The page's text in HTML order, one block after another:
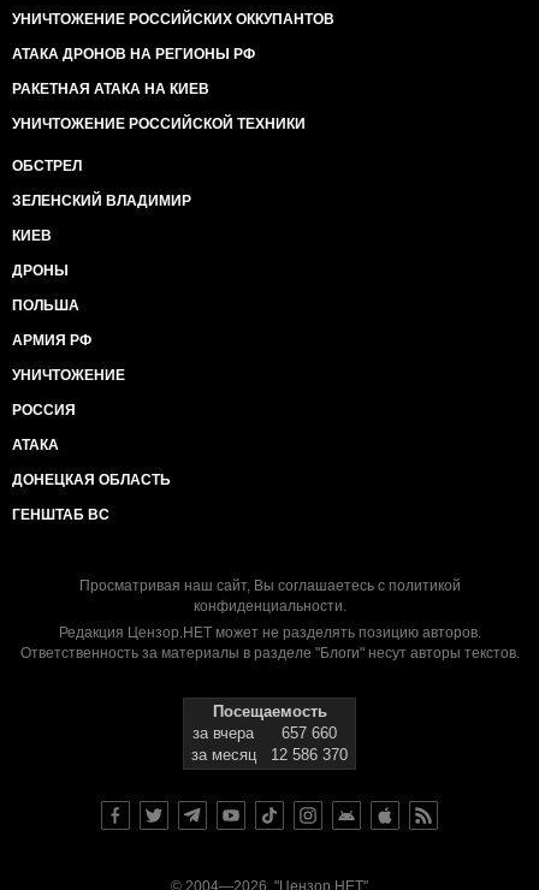
УНИЧТОЖЕНИЕ РОССИЙСКИХ ОККУПАНТОВ
АТАКА ДРОНОВ НА РЕГИОНЫ РФ
РАКЕТНАЯ АТАКА НА КИЕВ
УНИЧТОЖЕНИЕ РОССИЙСКОЙ ТЕХНИКИ
ОБСТРЕЛ
ЗЕЛЕНСКИЙ ВЛАДИМИР
КИЕВ
ДРОНЫ
ПОЛЬША
АРМИЯ РФ
УНИЧТОЖЕНИЕ
РОССИЯ
АТАКА
ДОНЕЦКАЯ ОБЛАСТЬ
ГЕНШТАБ ВС
Просматривая наш сайт, Вы соглашаетесь с политикой
конфиденциальности.
Редакция Цензор.НЕТ может не разделять позицию авторов.
Ответственность за материалы в разделе "Блоги" несут авторы текстов.
Посещаемость
за вчера
657 660
за месяц
12 586 370
© 2004—2026, "Цензор.НЕТ"